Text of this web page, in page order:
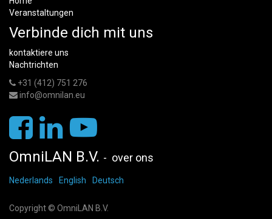
Veranstaltungen
Verbinde dich mit uns
kontaktiere uns
Nachtrichten
+31 (412) 751 276
info@omnilan.eu
OmniLAN B.V. - over ons
Nederlands English Deutsch
Copyright © OmniLAN B.V.